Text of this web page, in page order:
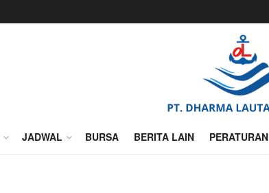
JADWAL BURSA BERITA LAIN PERATURAN